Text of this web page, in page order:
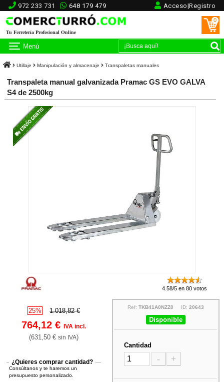
972 233 731 648 179 479 Acceso|Registro
Tu Ferretería Profesional Online
0
Menú
Utillaje Manipulación y almacenaje Transpaletas manuales
Transpaleta manual galvanizada Pramac GS EVO GALVA
S4 de 2500kg
4.58/5 en 80 votos
25% 1.018,82 €
764,12 €IVA incl.
(631,50 €sin IVA)
¿Quieres comprar cantidad?
Consúltanos y te haremos un
presupuesto personalizado.
Ref: TKB41A0NZZ0 ID: 20643
Disponible
Cantidad
- +